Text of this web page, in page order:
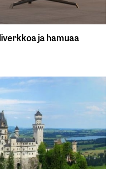
ja hamuaa